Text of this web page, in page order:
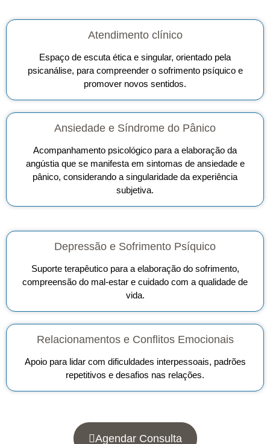
Atendimento clínico
Espaço de escuta ética e singular, orientado pela
psicanálise, para compreender o sofrimento psíquico e
promover novos sentidos.
Ansiedade e Síndrome do Pânico
Acompanhamento psicológico para a elaboração da
angústia que se manifesta em sintomas de ansiedade e
pânico, considerando a singularidade da experiência
subjetiva.
Depressão e Sofrimento Psíquico
Suporte terapêutico para a elaboração do sofrimento,
compreensão do mal-estar e cuidado com a qualidade de
vida.
Relacionamentos e Conflitos Emocionais
Apoio para lidar com dificuldades interpessoais, padrões
repetitivos e desafios nas relações.
Agendar Consulta